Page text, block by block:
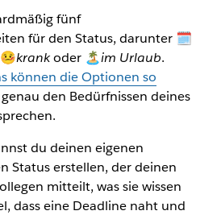
fünf
für den Status, darunter 🗓
krankoder 🏝im Urlaub.
können die Optionen so
genau den Bedürfnissen deines
du deinen eigenen
Status erstellen, der deinen
mitteilt, was sie wissen
dass eine Deadline naht und